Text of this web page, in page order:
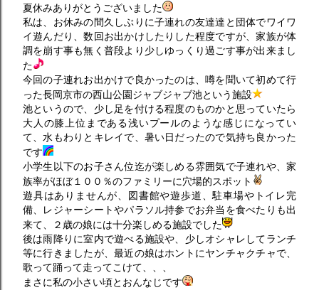
夏休みありがとうございました
私は、お休みの間久しぶりに子連れの友達達と団体でワイワ
イ遊んだり、数回お出かけしたりした程度ですが、家族が体
調を崩す事も無く普段より少しゆっくり過ごす事が出来まし
た
今回の子連れお出かけで良かったのは、噂を聞いて初めて行
った長岡京市の西山公園ジャブジャブ池という施設
池というので、少し足を付ける程度のものかと思っていたら
大人の膝上位まである浅いプールのような感じになってい
て、水もわりとキレイで、暑い日だったので気持ち良かった
です
小学生以下のお子さん位迄が楽しめる雰囲気で子連れや、家
族率がほぼ１００％のファミリーに穴場的スポット
遊具はありませんが、図書館や遊歩道、駐車場やトイレ完
備、レジャーシートやパラソル持参でお弁当を食べたりも出
来て、２歳の娘には十分楽しめる施設でした
後は雨降りに室内で遊べる施設や、少しオシャレしてランチ
等に行きましたが、最近の娘はホントにヤンチャクチャで、
歌って踊って走ってこけて、、、
まさに私の小さい頃とおんなじです